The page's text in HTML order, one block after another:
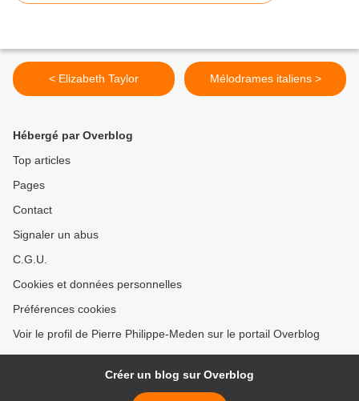
< Elizabeth Taylor Mélodrames italiens >
Hébergé par Overblog
Top articles
Pages
Contact
Signaler un abus
C.G.U.
Cookies et données personnelles
Préférences cookies
Voir le profil de Pierre Philippe-Meden sur le portail Overblog
Créer un blog sur Overblog